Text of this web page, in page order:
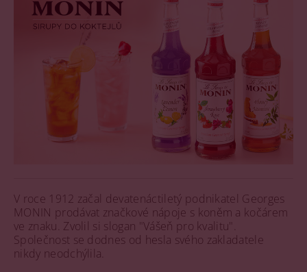
V roce 1912 začal devatenáctiletý podnikatel Georges
MONIN prodávat značkové nápoje s koněm a kočárem
ve znaku. Zvolil si slogan "Vášeň pro kvalitu".
Společnost se dodnes od hesla svého zakladatele
nikdy neodchýlila.